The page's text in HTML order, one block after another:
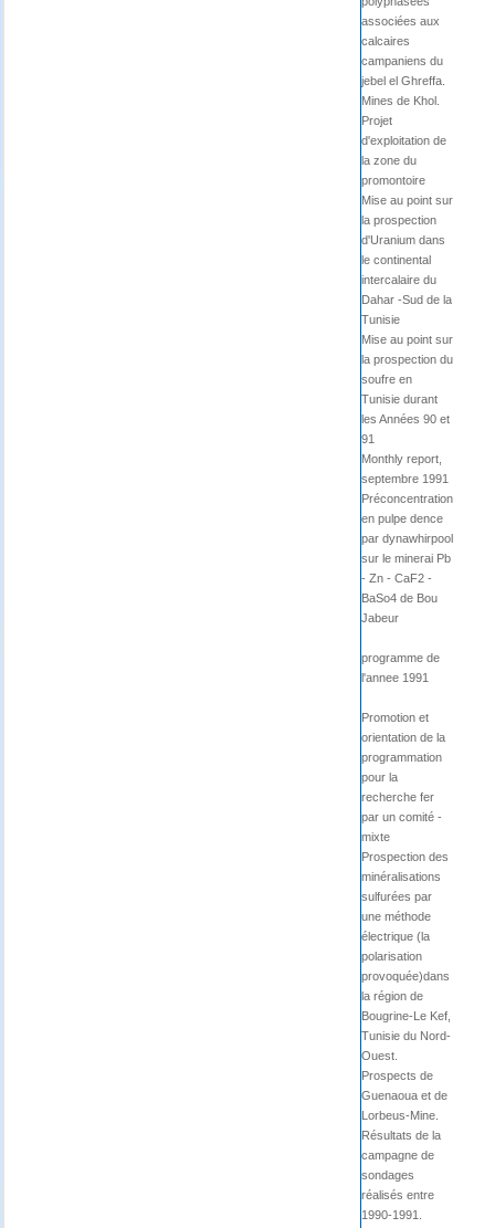
associées aux
calcaires
campaniens du
jebel el Ghreffa.
Mines de Khol.
Projet
d'exploitation de
la zone du
promontoire
Mise au point sur
la prospection
d'Uranium dans
le continental
intercalaire du
Dahar -Sud de la
Tunisie
Mise au point sur
la prospection du
soufre en
Tunisie durant
les Années 90 et
91
Monthly report,
septembre 1991
Préconcentration
en pulpe dence
par dynawhirpool
sur le minerai Pb
- Zn - CaF2 -
BaSo4 de Bou
Jabeur
programme de
l'annee 1991
Promotion et
orientation de la
programmation
pour la
recherche fer
par un comité -
mixte
Prospection des
minéralisations
sulfurées par
une méthode
électrique (la
polarisation
provoquée)dans
la région de
Bougrine-Le Kef,
Tunisie du Nord-
Ouest.
Prospects de
Guenaoua et de
Lorbeus-Mine.
Résultats de la
campagne de
sondages
réalisés entre
1990-1991.